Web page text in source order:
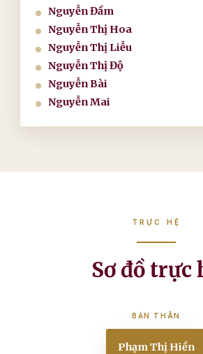
Nguyễn Đầm
Nguyễn Thị Hoa
Nguyễn Thị Liễu
Nguyễn Thị Độ
Nguyễn Bài
Nguyễn Mai
TRỰC HỆ
Sơ đồ trực
BẢN THÂN
Phạm Thị Hiền